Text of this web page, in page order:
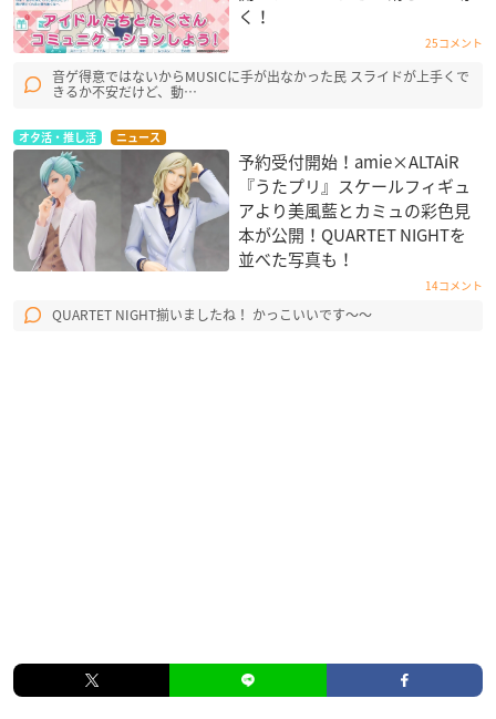
く！
25コメント
音ゲ得意ではないからMUSICに手が出なかった民 スライドが上手くで
きるか不安だけど、動…
オタ活・推し活 ニュース
予約受付開始！amie×ALTAiR
『うたプリ』スケールフィギュ
アより美風藍とカミュの彩色見
本が公開！QUARTET NIGHT​を
並べた写真も！
14コメント
QUARTET NIGHT揃いましたね！ かっこいいです〜〜